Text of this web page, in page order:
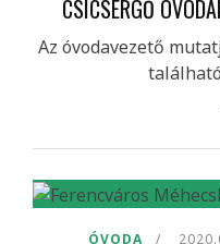
CSICSERGŐ
Az óvodavezető
ÓVODA